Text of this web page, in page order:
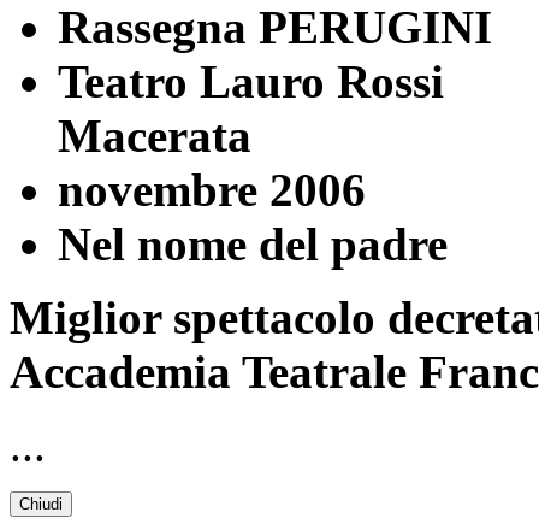
Rassegna PERUGINI
Teatro Lauro Rossi
Macerata
novembre 2006
Nel nome del padre
Miglior spettacolo
Accademia Teatrale
...
Chiudi